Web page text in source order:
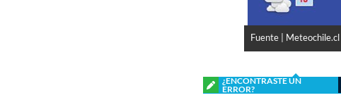
Fuente | Meteochile.cl
¿ENCONTRASTE UN
ERROR?